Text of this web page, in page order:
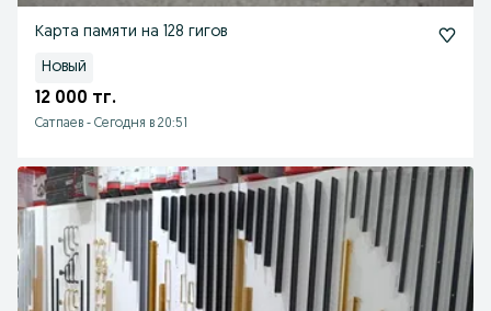
Карта памяти на 128 гигов
Новый
12 000 тг.
Сатпаев - Сегодня в 20:51